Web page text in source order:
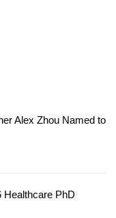
Alex Zhou Named to
Healthcare PhD